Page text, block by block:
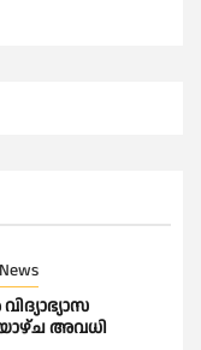
അവധി